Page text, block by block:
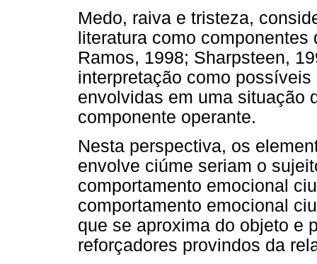
Medo, raiva e tristeza,
literatura como
Ramos, 1998; Sharpsteen,
interpretação como
envolvidas em uma situação
componente operante.
Nesta perspectiva, os
envolve ciúme seriam o
comportamento emocional
comportamento emocional
que se aproxima do objeto e
reforçadores provindos da